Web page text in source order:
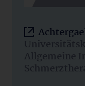
Allgemeine